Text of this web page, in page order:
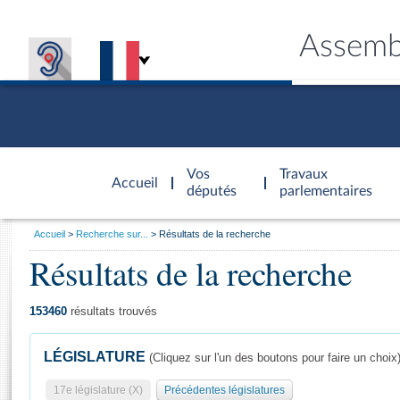
Accueil
d'accueil
Vos
députés
Travaux
parlementaires
Général
Vous
Accueil Recherche sur... Résultats de la recherche
Résultats de la recherche
153460 résultats trouvés
LÉGISLATURE (Cliquez sur l'un des boutons pour faire un choix)
17e législature (X) Précédentes législatures